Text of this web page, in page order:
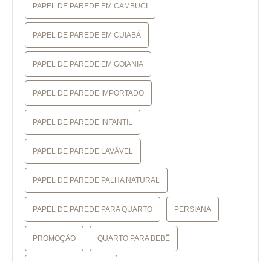
PAPEL DE PAREDE EM CAMBUCI
PAPEL DE PAREDE EM CUIABÁ
PAPEL DE PAREDE EM GOIANIA
PAPEL DE PAREDE IMPORTADO
PAPEL DE PAREDE INFANTIL
PAPEL DE PAREDE LAVÁVEL
PAPEL DE PAREDE PALHA NATURAL
PAPEL DE PAREDE PARA QUARTO PERSIANA
PROMOÇÃO QUARTO PARA BEBÊ